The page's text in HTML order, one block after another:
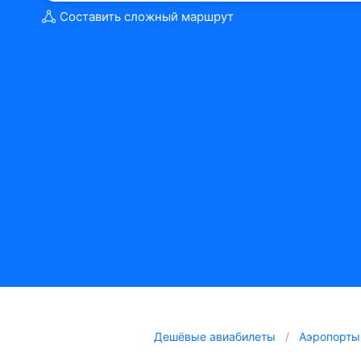
Составить сложный маршрут
Дешёвые авиабилеты Аэропорты